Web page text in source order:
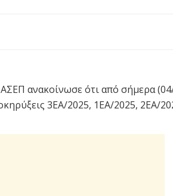
ανακοίνωσε ότι από σήμερα
3ΕΑ/2025, 1ΕΑ/2025, 2ΕΑ/